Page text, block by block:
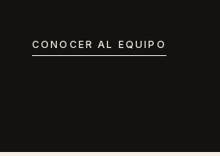
CONOCER AL EQUIPO